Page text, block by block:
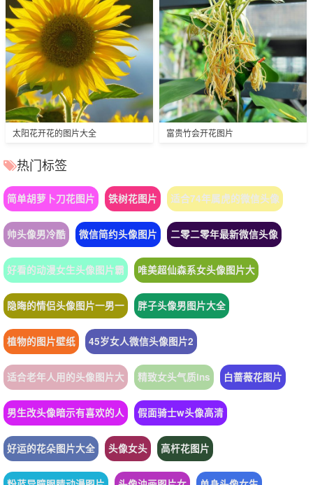
太阳花开花的图片大全 富贵竹会开花图片
热门标签
简单胡萝卜刀花图片 铁树花图片 适合74年属虎的微信头像
帅头像男冷酷 微信简约头像图片 二零二零年最新微信头像
好看的动漫女生头像图片霸 唯美超仙森系女头像图片大
隐晦的情侣头像图片一男一 胖子头像男图片大全
植物的图片壁纸 45岁女人微信头像图片2
适合老年人用的头像图片大 精致女头气质ins 白蔷薇花图片
男生改头像暗示有喜欢的人 假面骑士w头像高清
好运的花朵图片大全 头像女头 高杆花图片